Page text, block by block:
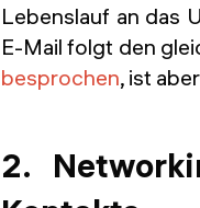
Lebenslauf an das
E-Mail folgt den
besprochen, ist
2.